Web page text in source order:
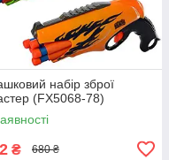
набір зброї
(FX5068-78)
₴ 680 ₴